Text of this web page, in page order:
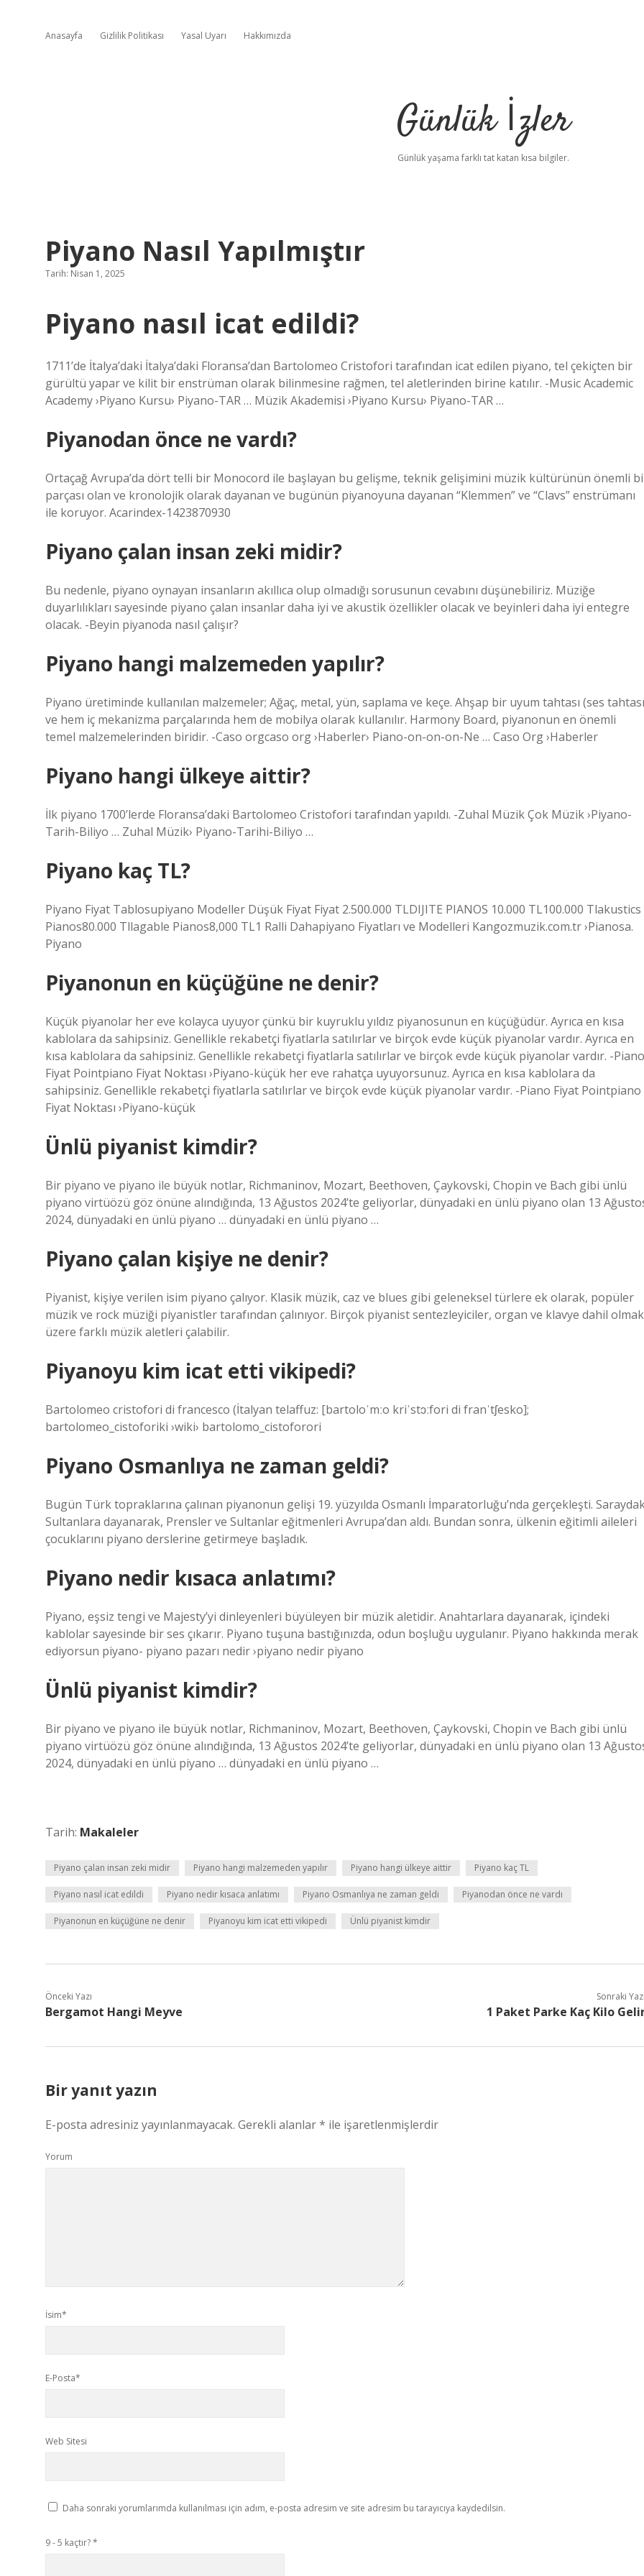
Anasayfa Gizlilik Politikası Yasal Uyarı Hakkımızda
Günlük İzler
Günlük yaşama farklı tat katan kısa bilgiler.
Piyano Nasıl Yapılmıştır
Tarih: Nisan 1, 2025
Piyano nasıl icat edildi?
1711’de İtalya’daki İtalya’daki Floransa’dan Bartolomeo Cristofori tarafından icat edilen piyano, tel çekiçten bir
gürültü yapar ve kilit bir enstrüman olarak bilinmesine rağmen, tel aletlerinden birine katılır. -Music Academic
Academy ›Piyano Kursu› Piyano-TAR … Müzik Akademisi ›Piyano Kursu› Piyano-TAR …
Piyanodan önce ne vardı?
Ortaçağ Avrupa’da dört telli bir Monocord ile başlayan bu gelişme, teknik gelişimini müzik kültürünün önemli
parçası olan ve kronolojik olarak dayanan ve bugünün piyanoyuna dayanan “Klemmen” ve “Clavs” enstrümanı
ile koruyor. Acarindex-1423870930
Piyano çalan insan zeki midir?
Bu nedenle, piyano oynayan insanların akıllıca olup olmadığı sorusunun cevabını düşünebiliriz. Müziğe
duyarlılıkları sayesinde piyano çalan insanlar daha iyi ve akustik özellikler olacak ve beyinleri daha iyi entegre
olacak. -Beyin piyanoda nasıl çalışır?
Piyano hangi malzemeden yapılır?
Piyano üretiminde kullanılan malzemeler; Ağaç, metal, yün, saplama ve keçe. Ahşap bir uyum tahtası (ses
ve hem iç mekanizma parçalarında hem de mobilya olarak kullanılır. Harmony Board, piyanonun en önemli
temel malzemelerinden biridir. -Caso orgcaso org ›Haberler› Piano-on-on-on-Ne … Caso Org ›Haberler
Piyano hangi ülkeye aittir?
İlk piyano 1700’lerde Floransa’daki Bartolomeo Cristofori tarafından yapıldı. -Zuhal Müzik Çok Müzik ›Piyano-
Tarih-Biliyo … Zuhal Müzik› Piyano-Tarihi-Biliyo …
Piyano kaç TL?
Piyano Fiyat Tablosupiyano Modeller Düşük Fiyat Fiyat 2.500.000 TLDIJITE PIANOS 10.000 TL100.000 Tlakustics
Pianos80.000 Tllagable Pianos8,000 TL1 Ralli Dahapiyano Fiyatları ve Modelleri Kangozmuzik.com.tr ›Pianosa.
Piyano
Piyanonun en küçüğüne ne denir?
Küçük piyanolar her eve kolayca uyuyor çünkü bir kuyruklu yıldız piyanosunun en küçüğüdür. Ayrıca en kısa
kablolara da sahipsiniz. Genellikle rekabetçi fiyatlarla satılırlar ve birçok evde küçük piyanolar vardır. Ayrıca en
kısa kablolara da sahipsiniz. Genellikle rekabetçi fiyatlarla satılırlar ve birçok evde küçük piyanolar vardır. -Piano
Fiyat Pointpiano Fiyat Noktası ›Piyano-küçük her eve rahatça uyuyorsunuz. Ayrıca en kısa kablolara da
sahipsiniz. Genellikle rekabetçi fiyatlarla satılırlar ve birçok evde küçük piyanolar vardır. -Piano Fiyat Pointpiano
Fiyat Noktası ›Piyano-küçük
Ünlü piyanist kimdir?
Bir piyano ve piyano ile büyük notlar, Richmaninov, Mozart, Beethoven, Çaykovski, Chopin ve Bach gibi ünlü
piyano virtüözü göz önüne alındığında, 13 Ağustos 2024’te geliyorlar, dünyadaki en ünlü piyano olan 13
2024, dünyadaki en ünlü piyano … dünyadaki en ünlü piyano …
Piyano çalan kişiye ne denir?
Piyanist, kişiye verilen isim piyano çalıyor. Klasik müzik, caz ve blues gibi geleneksel türlere ek olarak, popüler
müzik ve rock müziği piyanistler tarafından çalınıyor. Birçok piyanist sentezleyiciler, organ ve klavye dahil olmak
üzere farklı müzik aletleri çalabilir.
Piyanoyu kim icat etti vikipedi?
Bartolomeo cristofori di francesco (İtalyan telaffuz: [bartoloˈmːo kriˈstɔːfori di franˈtʃesko];
bartolomeo_cistoforiki ›wiki› bartolomo_cistoforori
Piyano Osmanlıya ne zaman geldi?
Bugün Türk topraklarına çalınan piyanonun gelişi 19. yüzyılda Osmanlı İmparatorluğu’nda gerçekleşti.
Sultanlara dayanarak, Prensler ve Sultanlar eğitmenleri Avrupa’dan aldı. Bundan sonra, ülkenin eğitimli aileleri
çocuklarını piyano derslerine getirmeye başladık.
Piyano nedir kısaca anlatımı?
Piyano, eşsiz tengi ve Majesty’yi dinleyenleri büyüleyen bir müzik aletidir. Anahtarlara dayanarak, içindeki
kablolar sayesinde bir ses çıkarır. Piyano tuşuna bastığınızda, odun boşluğu uygulanır. Piyano hakkında merak
ediyorsun piyano- piyano pazarı nedir ›piyano nedir piyano
Ünlü piyanist kimdir?
Bir piyano ve piyano ile büyük notlar, Richmaninov, Mozart, Beethoven, Çaykovski, Chopin ve Bach gibi ünlü
piyano virtüözü göz önüne alındığında, 13 Ağustos 2024’te geliyorlar, dünyadaki en ünlü piyano olan 13
2024, dünyadaki en ünlü piyano … dünyadaki en ünlü piyano …
Tarih: Makaleler
Piyano çalan insan zeki midir Piyano hangi malzemeden yapılır Piyano hangi ülkeye aittir Piyano kaç TL
Piyano nasıl icat edildi Piyano nedir kısaca anlatımı Piyano Osmanlıya ne zaman geldi Piyanodan önce ne vardı
Piyanonun en küçüğüne ne denir Piyanoyu kim icat etti vikipedi Ünlü piyanist kimdir
Önceki Yazı
Bergamot Hangi Meyve
Sonraki
1 Paket Parke Kaç Kilo
Bir yanıt yazın
E-posta adresiniz yayınlanmayacak. Gerekli alanlar* ile işaretlenmişlerdir
Yorum
İsim*
E-Posta*
Web Sitesi
Daha sonraki yorumlarımda kullanılması için adım, e-posta adresim ve site adresim bu tarayıcıya kaydedilsin.
9 - 5 kaçtır?*